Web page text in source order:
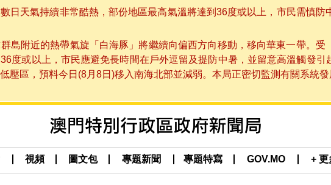
日天氣持續非常酷熱，部份地區最高氣溫將達到36度或以上，市民需慎
島附近的熱帶氣旋「白海豚」將繼續向偏西方向移動，移向華東一帶。
度或以上，市民應避免長時間在戶外逗留及提防中暑，並留意高溫觸發引
壓區，預料今日(8月8日)移入南海北部並減弱。本局正密切監測有關系統
視頻 圖文包 專題新聞 專題特寫 GOV.MO + 更